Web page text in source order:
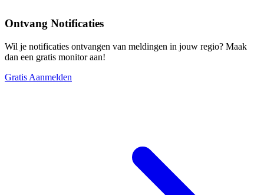
Ontvang Notificaties
Wil je notificaties ontvangen van meldingen in jouw regio? Maak
dan een gratis monitor aan!
Gratis Aanmelden